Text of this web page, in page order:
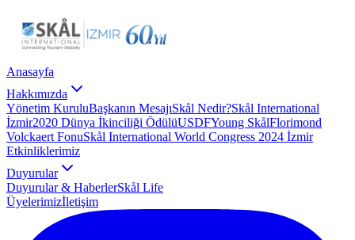
Anasayfa
Hakkımızda
Yönetim KuruluBaşkanın MesajıSkål Nedir?Skål International
İzmir2020 Dünya İkinciliği ÖdülüUSDFYoung SkålFlorimond
Volckaert FonuSkål International World Congress 2024 İzmir
Etkinliklerimiz
Duyurular
Duyurular & HaberlerSkål Life
Üyelerimizİletişim